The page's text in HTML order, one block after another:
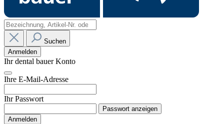
Suchen
Anmelden
Ihr dental bauer Konto
Ihre E-Mail-Adresse
Ihr Passwort
Passwort anzeigen
Anmelden